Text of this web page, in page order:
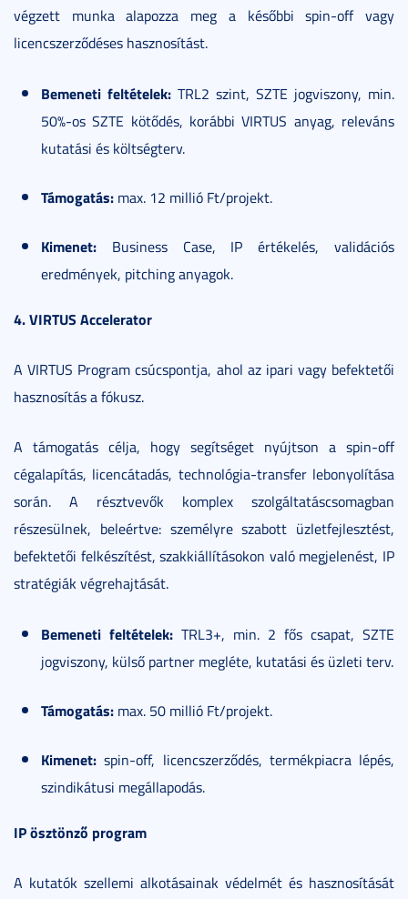
végzett munka alapozza meg a későbbi spin-off vagy
licencszerződéses hasznosítást.
Bemeneti feltételek: TRL2 szint, SZTE jogviszony, min.
50%-os SZTE kötődés, korábbi VIRTUS anyag, releváns
kutatási és költségterv.
Támogatás: max. 12 millió Ft/projekt.
Kimenet: Business Case, IP értékelés, validációs
eredmények, pitching anyagok.
4. VIRTUS Accelerator
A VIRTUS Program csúcspontja, ahol az ipari vagy befektetői
hasznosítás a fókusz.
A támogatás célja, hogy segítséget nyújtson a spin-off
cégalapítás, licencátadás, technológia-transfer lebonyolítása
során. A résztvevők komplex szolgáltatáscsomagban
részesülnek, beleértve: személyre szabott üzletfejlesztést,
befektetői felkészítést, szakkiállításokon való megjelenést, IP
stratégiák végrehajtását.
Bemeneti feltételek: TRL3+, min. 2 fős csapat, SZTE
jogviszony, külső partner megléte, kutatási és üzleti terv.
Támogatás: max. 50 millió Ft/projekt.
Kimenet: spin-off, licencszerződés, termékpiacra lépés,
szindikátusi megállapodás.
IP ösztönző program
A kutatók szellemi alkotásainak védelmét és hasznosítását